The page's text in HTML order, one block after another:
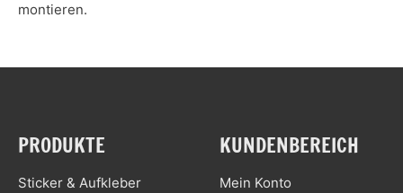
montieren.
PRODUKTE
Sticker & Aufkleber
KUNDENBEREICH
Mein Konto